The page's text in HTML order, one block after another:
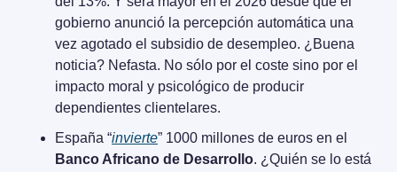
gobierno anunció la percepción automática una
vez agotado el subsidio de desempleo. ¿Buena
noticia? Nefasta. No sólo por el coste sino por el
impacto moral y psicológico de producir
dependientes clientelares.
España “invierte
Banco Africano de Desarrollo. ¿Quién se lo está